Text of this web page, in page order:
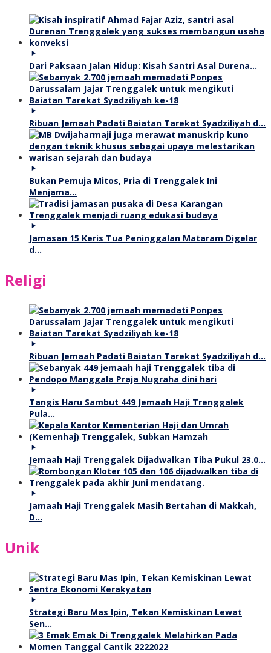
Dari Paksaan Jalan Hidup: Kisah Santri Asal Durena…
Ribuan Jemaah Padati Baiatan Tarekat Syadziliyah d…
Bukan Pemuja Mitos, Pria di Trenggalek Ini
Menjama…
Jamasan 15 Keris Tua Peninggalan Mataram Digelar
d…
Religi
Ribuan Jemaah Padati Baiatan Tarekat Syadziliyah d…
Tangis Haru Sambut 449 Jemaah Haji Trenggalek
Pula…
Jemaah Haji Trenggalek Dijadwalkan Tiba Pukul 23.0…
Jamaah Haji Trenggalek Masih Bertahan di Makkah,
D…
Unik
Strategi Baru Mas Ipin, Tekan Kemiskinan Lewat
Sen…